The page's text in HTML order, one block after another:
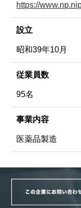
https://
設立
昭和39年10月
従業員数
95名
事業内容
医薬品製造